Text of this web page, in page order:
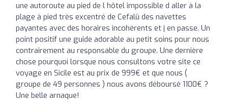
une autoroute au pied de l hôtel impossible d aller à la
plage à pied très excentré de Cefalû des navettes
payantes avec des horaires incohérents et j en passe. Un
point positif une guide adorable au petit soins pour nous
contrairement au responsable du groupe. Une dernière
chose pourquoi lorsque nous consultons votre site ce
voyage en Sicile est au prix de 999€ et que nous (
groupe de 49 personnes ) nous avons déboursé 1100€ ?
Une belle arnaque!